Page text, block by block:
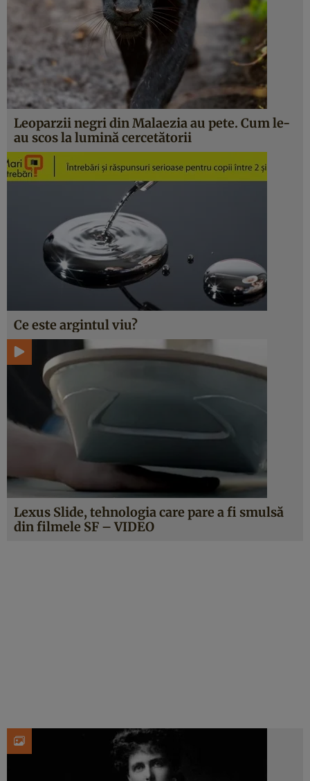
Leoparzii negri din Malaezia au pete. Cum le-
au scos la lumină cercetătorii
Ce este argintul viu?
Lexus Slide, tehnologia care pare a fi smulsă
din filmele SF – VIDEO